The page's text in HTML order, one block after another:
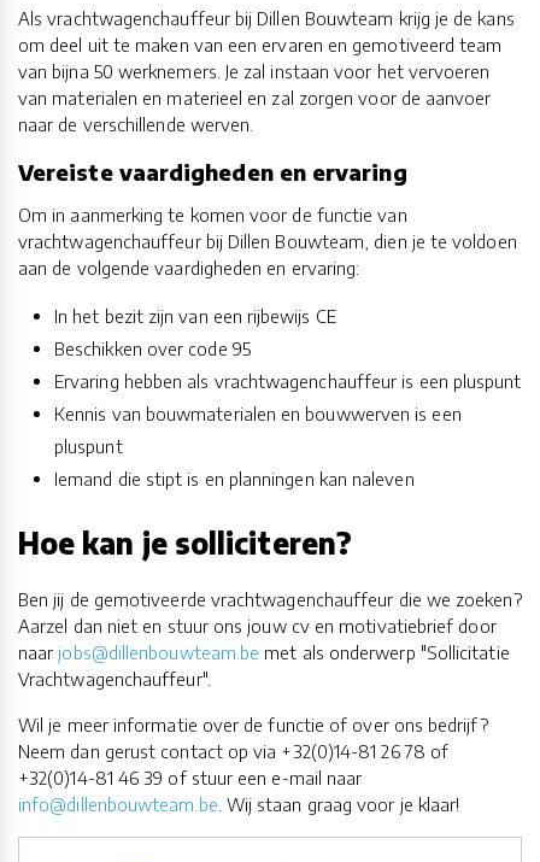
Als vrachtwagenchauffeur bij Dillen Bouwteam krijg je de kans
om deel uit te maken van een ervaren en gemotiveerd team
van bijna 50 werknemers. Je zal instaan voor het vervoeren
van materialen en materieel en zal zorgen voor de aanvoer
naar de verschillende werven.
Vereiste vaardigheden en ervaring
Om in aanmerking te komen voor de functie van
vrachtwagenchauffeur bij Dillen Bouwteam, dien je te voldoen
aan de volgende vaardigheden en ervaring:
In het bezit zijn van een rijbewijs CE
Beschikken over code 95
Ervaring hebben als vrachtwagenchauffeur is een pluspunt
Kennis van bouwmaterialen en bouwwerven is een
pluspunt
Iemand die stipt is en planningen kan naleven
Hoe kan je solliciteren?
Ben jij de gemotiveerde vrachtwagenchauffeur die we zoeken?
Aarzel dan niet en stuur ons jouw cv en motivatiebrief door
naar jobs@dillenbouwteam.be met als onderwerp "Sollicitatie
Vrachtwagenchauffeur".
Wil je meer informatie over de functie of over ons bedrijf?
Neem dan gerust contact op via +32(0)14-81 26 78 of
+32(0)14-81 46 39 of stuur een e-mail naar
info@dillenbouwteam.be . Wij staan graag voor je klaar!